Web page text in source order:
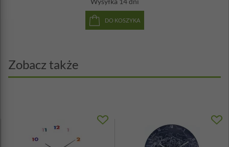
DO KOSZYKA
Zobacz także